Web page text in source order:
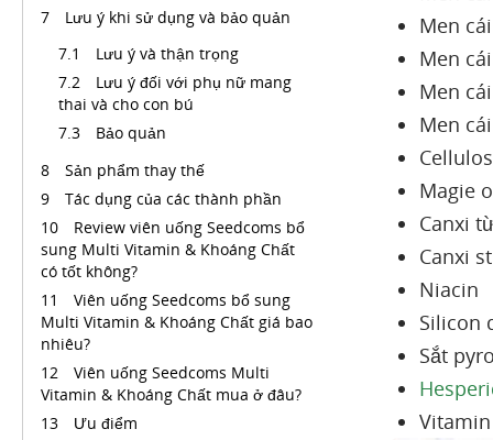
Lưu ý khi sử dụng và bảo quản
Lưu ý và thận trọng
Lưu ý đối với phụ nữ mang
thai và cho con bú
Bảo quản
Sản phẩm thay thế
Tác dụng của các thành phần
Review viên uống Seedcoms bổ
sung Multi Vitamin & Khoáng Chất
có tốt không?
Viên uống Seedcoms bổ sung
Multi Vitamin & Khoáng Chất giá bao
nhiêu?
Viên uống Seedcoms Multi
Vitamin & Khoáng Chất mua ở đâu?
Ưu điểm
Men
Men
Men
Men
Magie
Canxi
Canxi
Niacin
Silicon
Sắt
Vitamin